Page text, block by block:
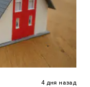
4 дня назад